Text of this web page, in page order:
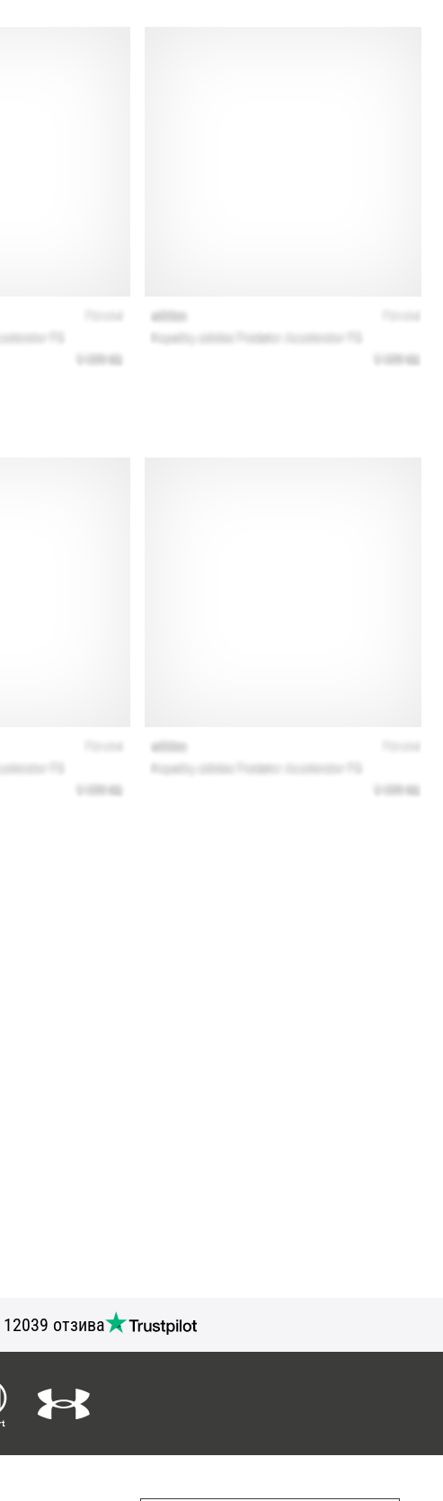
12039 отзива